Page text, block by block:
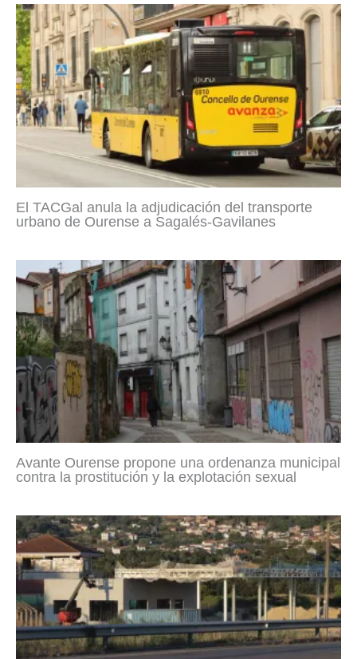
El TACGal anula la adjudicación del transporte
urbano de Ourense a Sagalés-Gavilanes
Avante Ourense propone una ordenanza municipal
contra la prostitución y la explotación sexual